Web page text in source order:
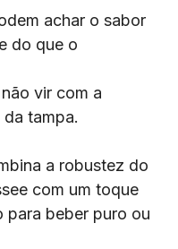
achar o sabor
do que o
vir com a
tampa.
a robustez do
com um toque
para beber puro ou